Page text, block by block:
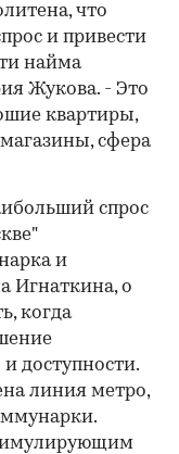
что
и привести
найма
Жукова. - Это
квартиры,
сфера
спрос
и
Игнаткина, о
когда
доступности.
линия метро,